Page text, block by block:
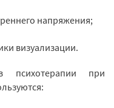
напряжения;
визуализации.
психотерапии при